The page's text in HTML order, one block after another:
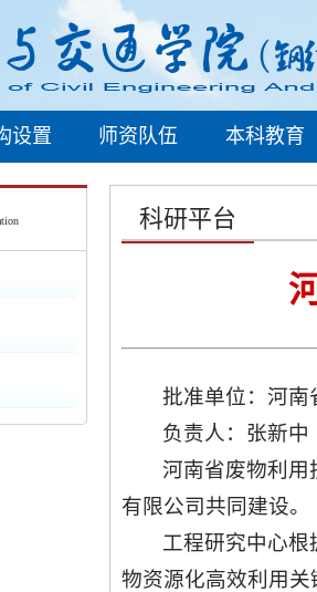
设置 师资队伍 本科教育
科研平台
批准单位：河南
负责人：张新中
河南省废物利用
有限公司共同建设。
工程研究中心
物资源化高效利用